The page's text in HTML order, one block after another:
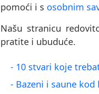
pomoći i s osobnim
Našu stranicu
pratite i ubuduće.
- 10 stvari koje
- Bazeni i saune